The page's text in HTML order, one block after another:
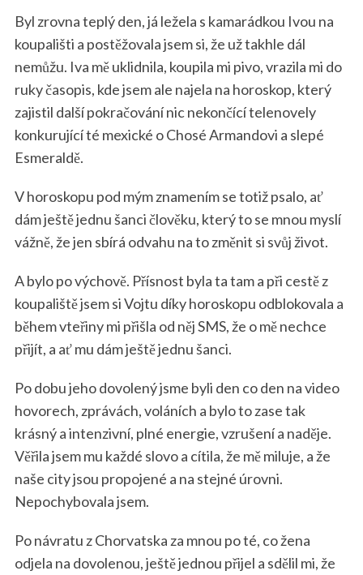
Byl zrovna teplý den, já ležela s kamarádkou Ivou na
koupališti a postěžovala jsem si, že už takhle dál
nemůžu. Iva mě uklidnila, koupila mi pivo, vrazila mi do
ruky časopis, kde jsem ale najela na horoskop, který
zajistil další pokračování nic nekončící telenovely
konkurující té mexické o Chosé Armandovi a slepé
Esmeraldě.
V horoskopu pod mým znamením se totiž psalo, ať
dám ještě jednu šanci člověku, který to se mnou myslí
vážně, že jen sbírá odvahu na to změnit si svůj život.
A bylo po výchově. Přísnost byla ta tam a při cestě z
koupaliště jsem si Vojtu díky horoskopu odblokovala a
během vteřiny mi přišla od něj SMS, že o mě nechce
přijít, a ať mu dám ještě jednu šanci.
Po dobu jeho dovolený jsme byli den co den na video
hovorech, zprávách, voláních a bylo to zase tak
krásný a intenzivní, plné energie, vzrušení a naděje.
Věřila jsem mu každé slovo a cítila, že mě miluje, a že
naše city jsou propojené a na stejné úrovni.
Nepochybovala jsem.
Po návratu z Chorvatska za mnou po té, co žena
odjela na dovolenou, ještě jednou přijel a sdělil mi, že